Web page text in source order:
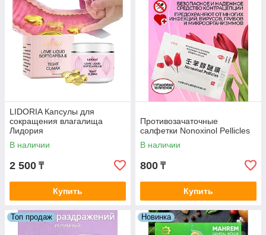
LIDORIA Капсулы для
сокращения влагалища
Лидория
В наличии
2 500 ₸
Купить
Противозачаточные
салфетки Nonoxinol Pellicles
В наличии
800 ₸
Купить
Топ продаж Новинка